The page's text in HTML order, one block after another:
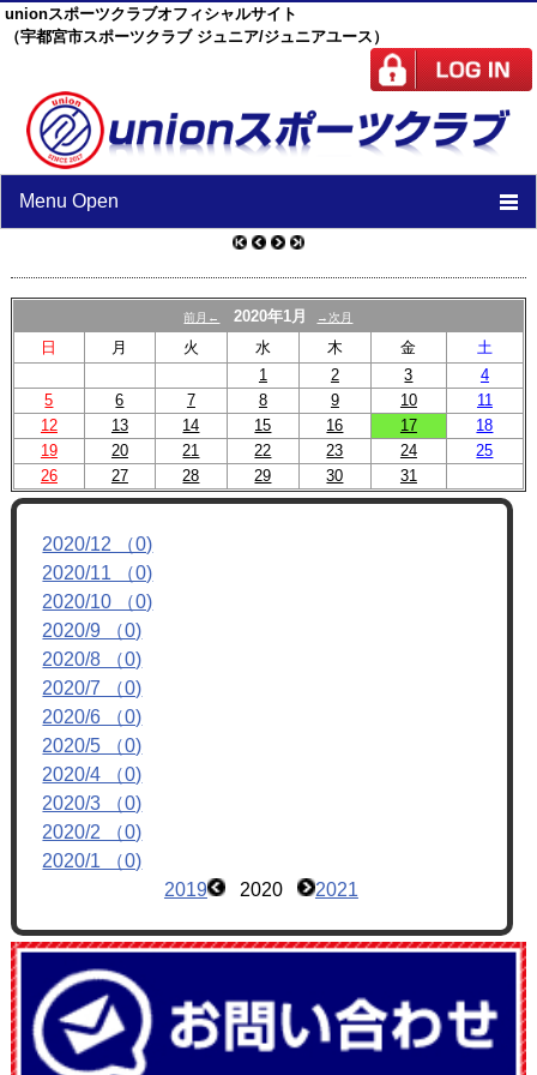
unionスポーツクラブオフィシャルサイト
（宇都宮市スポーツクラブ ジュニア/ジュニアユース）
Menu Open
TOP
ニュース
スケジュール
スタッフ
施設紹介
チーム紹介
前月← 2020年1月 →次月
日 月 火 水 木 金
土
1
2 3
4
5
6 7 8 9 10
11
12
13 14 15 16 17
18
19
20 21 22 23 24
25
26
27 28 29 30 31
2020/12 （0)
2020/11 （0)
2020/10 （0)
2020/9 （0)
2020/8 （0)
2020/7 （0)
2020/6 （0)
2020/5 （0)
2020/4 （0)
2020/3 （0)
2020/2 （0)
2020/1 （0)
2019
2020 2021